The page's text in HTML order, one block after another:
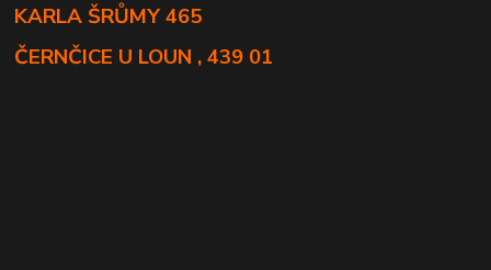
KARLA ŠRŮMY 465
ČERNČICE U LOUN , 439 01